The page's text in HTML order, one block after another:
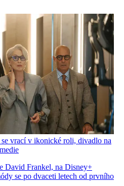
vrací v ikonické roli, divadlo na
David Frankel, na Disney+
se po dvaceti letech od prvního